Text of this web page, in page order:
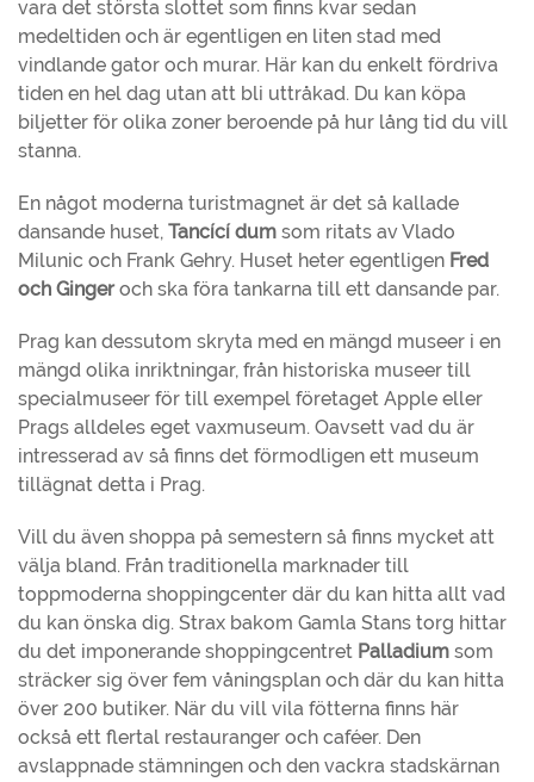
vara det största slottet som finns kvar sedan
medeltiden och är egentligen en liten stad med
vindlande gator och murar. Här kan du enkelt fördriva
tiden en hel dag utan att bli uttråkad. Du kan köpa
biljetter för olika zoner beroende på hur lång tid du vill
stanna.
En något moderna turistmagnet är det så kallade
dansande huset, Tancící dum som ritats av Vlado
Milunic och Frank Gehry. Huset heter egentligen Fred
och Gingeroch ska föra tankarna till ett dansande par.
Prag kan dessutom skryta med en mängd museer i en
mängd olika inriktningar, från historiska museer till
specialmuseer för till exempel företaget Apple eller
Prags alldeles eget vaxmuseum. Oavsett vad du är
intresserad av så finns det förmodligen ett museum
tillägnat detta i Prag.
Vill du även shoppa på semestern så finns mycket att
välja bland. Från traditionella marknader till
toppmoderna shoppingcenter där du kan hitta allt vad
du kan önska dig. Strax bakom Gamla Stans torg hittar
du det imponerande shoppingcentret Palladium som
sträcker sig över fem våningsplan och där du kan hitta
över 200 butiker. När du vill vila fötterna finns här
också ett flertal restauranger och caféer. Den
avslappnade stämningen och den vackra stadskärnan